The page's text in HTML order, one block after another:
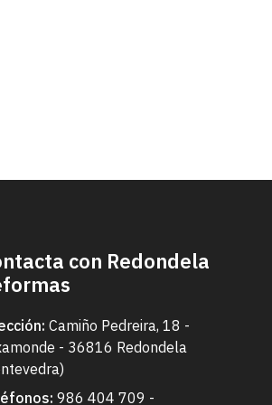
con Redondela
Camiño Pedreira, 18 -
- 36816 Redondela
986 404 709 -